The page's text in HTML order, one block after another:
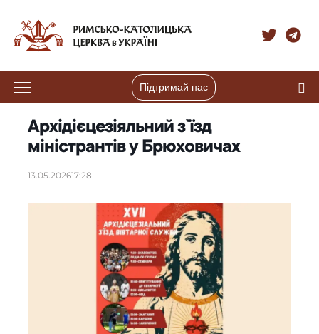
Підтримай нас
Архідієцезіяльний з`їзд
міністрантів у Брюховичах
13.05.202617:28